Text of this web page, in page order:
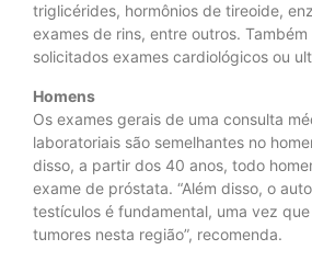
triglicérides, hormônios de tireoide,
exames de rins, entre outros.
solicitados exames cardiológicos ou
Homens
Os exames gerais de uma consulta
laboratoriais são semelhantes no
disso, a partir dos 40 anos, todo
exame de próstata. “Além disso, o
testículos é fundamental, uma vez
tumores nesta região”, recomenda.